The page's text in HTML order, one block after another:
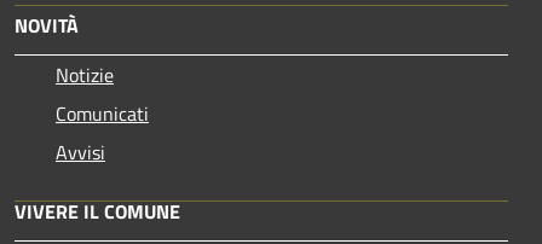
NOVITÀ
Notizie
Comunicati
Avvisi
VIVERE IL COMUNE